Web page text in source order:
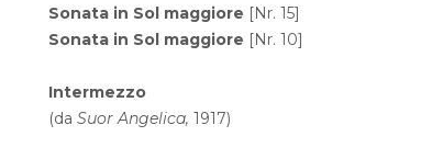
Sonata in Sol maggiore [Nr. 15]
Sonata in Sol maggiore [Nr. 10]
Intermezzo
(daSuor Angelica, 1917)